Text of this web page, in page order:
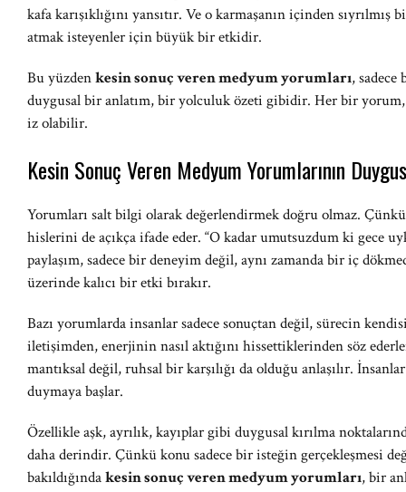
kafa karışıklığını yansıtır. Ve o karmaşanın içinden
atmak isteyenler için büyük bir etkidir.
Bu yüzdenkesin sonuç veren medyum yorumları,
duygusal bir anlatım, bir yolculuk özeti gibidir. Her bir
iz olabilir.
Kesin Sonuç Veren Medyum Yorumlarının
Yorumları salt bilgi olarak değerlendirmek doğru olmaz.
hislerini de açıkça ifade eder. “O kadar umutsuzdum ki gece
paylaşım, sadece bir deneyim değil, aynı zamanda bir iç
üzerinde kalıcı bir etki bırakır.
Bazı yorumlarda insanlar sadece sonuçtan değil, sürecin
iletişimden, enerjinin nasıl aktığını hissettiklerinden söz
mantıksal değil, ruhsal bir karşılığı da olduğu anlaşılır.
duymaya başlar.
Özellikle aşk, ayrılık, kayıplar gibi duygusal kırılma
daha derindir. Çünkü konu sadece bir isteğin gerçekleşmesi
bakıldığındakesin sonuç veren medyum yorumları, bir